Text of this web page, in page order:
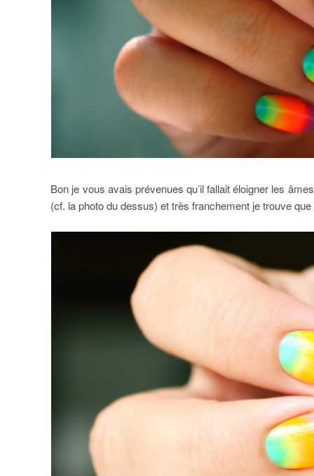
Bon je vous avais prévenues qu’il fallait éloigner les
(cf. la photo du dessus) et très franchement je trouve